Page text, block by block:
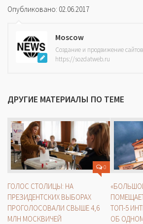
Опубликовано: 02.06.2017
Moscow
Создание и продвижение
https://sozdatweb.ru
ДРУГИЕ МАТЕРИАЛЫ ПО ТЕМЕ
0
ГОЛОС СТОЛИЦЫ: НА
ПРЕЗИДЕНТСКИХ ВЫБОРАХ
ПРОГОЛОСОВАЛИ СВЫШЕ 4,6
МЛН МОСКВИЧЕЙ
ТОП-5
ОБ